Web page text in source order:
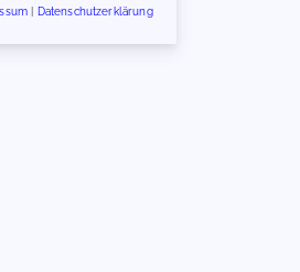
Datenschutzerklärung